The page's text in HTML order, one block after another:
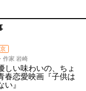
作家 岩崎
しい味わいの、ちょ
春恋愛映画『子供は
い』